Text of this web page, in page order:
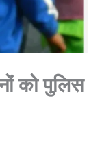
को पुलिस